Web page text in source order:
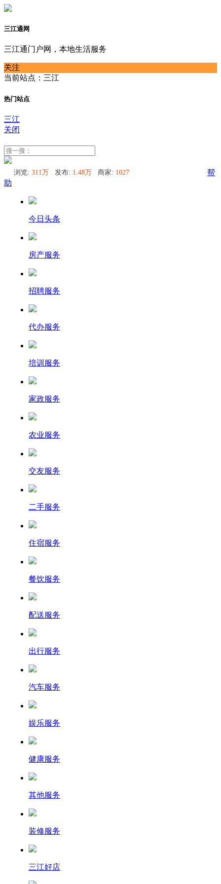
三江通网
三江通门户网，本地生活服务
关注
当前站点：三江
热门站点
三江
关闭
浏览: 311万 发布: 1.48万 商家: 1027
帮
助
今日头条
房产服务
招聘服务
代办服务
培训服务
家政服务
农业服务
交友服务
二手服务
住宿服务
餐饮服务
配送服务
出行服务
汽车服务
娱乐服务
健康服务
其他服务
装修服务
三江好店